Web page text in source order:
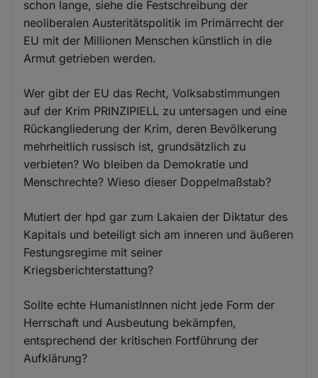
schon lange, siehe die Festschreibung der
neoliberalen Austeritätspolitik im Primärrecht der
EU mit der Millionen Menschen künstlich in die
Armut getrieben werden.
Wer gibt der EU das Recht, Volksabstimmungen
auf der Krim PRINZIPIELL zu untersagen und eine
Rückangliederung der Krim, deren Bevölkerung
mehrheitlich russisch ist, grundsätzlich zu
verbieten? Wo bleiben da Demokratie und
Menschrechte? Wieso dieser Doppelmaßstab?
Mutiert der hpd gar zum Lakaien der Diktatur des
Kapitals und beteiligt sich am inneren und äußeren
Festungsregime mit seiner
Kriegsberichterstattung?
Sollte echte HumanistInnen nicht jede Form der
Herrschaft und Ausbeutung bekämpfen,
entsprechend der kritischen Fortführung der
Aufklärung?